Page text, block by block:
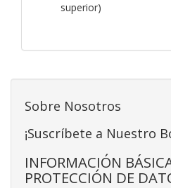
superior)
Sobre Nosotros
¡Suscríbete a Nuestro
INFORMACIÓN
PROTECCIÓN DE